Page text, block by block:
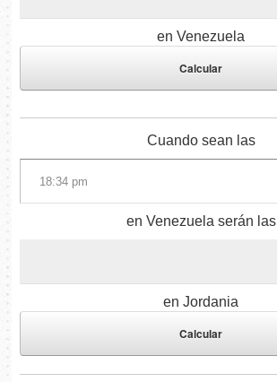
en Venezuela
Cuando sean las
en Venezuela serán las
en Jordania